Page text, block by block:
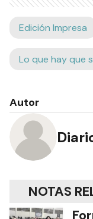
Edición Impresa
Lo que hay que
Autor
NOTAS